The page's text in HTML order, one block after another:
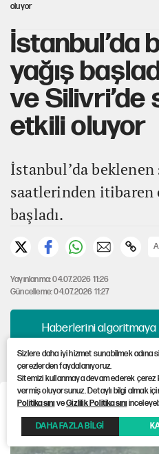
oluyor
İstanbul’da
yağış
ve Silivri’de
etkili oluyor
İstanbul’da beklenen
saatlerinden
başladı.
Yayınlanma: 04.07.2026 11:26
Güncelleme: 04.07.2026 11:27
Haberlerini algoritmaya
okuyacağına sen karar
kaynaklar
Sizlere daha iyi hizmet sunabilmek adına
çerezlerden faydalanıyoruz.
Sitemizi kullanmaya devam ederek çerez
vermiş oluyorsunuz. Detaylı bilgi almak
PolitikasınıveGizlilik Politikasını
DAHA FAZLA BİLGİ